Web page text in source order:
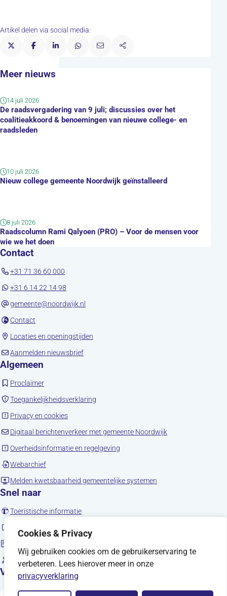
Cookies & Privacy
Wij gebruiken cookies om de gebruikerservaring te
verbeteren. Lees hierover meer in onze
privacyverklaring
Artikel delen via social media:
Meer nieuws
De raadsvergadering van 9 juli; discussies over het
coalitieakkoord & benoemingen van nieuwe college- en
raadsleden
14 juli 2026
Nieuw college gemeente Noordwijk geïnstalleerd
10 juli 2026
Raadscolumn Rami Qalyoen (PRO) – Voor de mensen voor
wie we het doen
8 juli 2026
Contact
+31 71 36 60 000
+31 6 14 22 14 98
gemeente@noordwijk.nl
Contact
Locaties en openingstijden
Aanmelden nieuwsbrief(opent in nieuw tabblad)
Algemeen
Proclaimer(opent in nieuw tabblad)
Toegankelijkheidsverklaring
Privacy en cookies(opent in nieuw tabblad)
Digitaal berichtenverkeer met gemeente Noordwijk(opent in nieuw
Overheidsinformatie en regelgeving
Webarchief(opent in nieuw tabblad)
Melden kwetsbaarheid gemeentelijke systemen
Snel naar
Toeristische informatie(opent in nieuw tabblad)
Vacatures
(opent in nieuw tabblad)
Volg ons